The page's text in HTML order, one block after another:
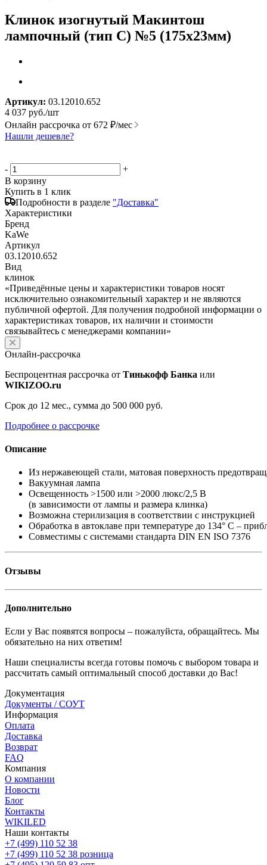
Клинок изогнутый Макинтош
лампочный (тип С) №5 (175х23мм)
Артикул: 03.12010.652
4 037 руб./шт
Онлайн рассрочка от 672 ₽/мес
Нашли дешевле?
-
+
В корзину
Купить в 1 клик
Подробности в разделе "Доставка"
Характеристики
Бренд
KaWe
Артикул
03.12010.652
Вид
клинок
«Приведённые цены и характеристики товаров носят
исключительно ознакомительный характер и не являются
публичной офертой. Для получения подробной информации о
характеристиках товаров, их наличии и стоимости
связывайтесь с менеджерами компании»
Онлайн-рассрочка
Беспроцентная рассрочка от Тинькофф Банка или
WIKIZOO.ru
Срок до 12 мес., сумма до 500 000 руб.
Подробнее о рассрочке
Описание
Из нержавеющей стали, матовая поверхность
Вакуумная лампа
Освещенность >1500 или >2000 люкс/2,5 В
(в зависимости от лампы и размера клинка)
Возможна стерилизация в соответствии с инструкцией
Обработка в автоклаве при температуре до 134° C –
Совместимы с системами стандарта DIN EN ISO 7376
Отзывы
Дополнительно
Если у Вас появятся вопросы – пожалуйста, обращайтесь. Мы
обязательно на них ответим!
Наши специалисты всегда готовы помочь с выбором товара и
рассчитать самый оптимальный способ доставки до Вас!
Документация
Документы / СОУТ
Информация
Оплата
Доставка
Возврат
FAQ
Компания
О компании
Новости
Блог
Контакты
WIKILED
Наши контакты
+7 (499) 110 52 38
+7 (499) 110 52 38 розница